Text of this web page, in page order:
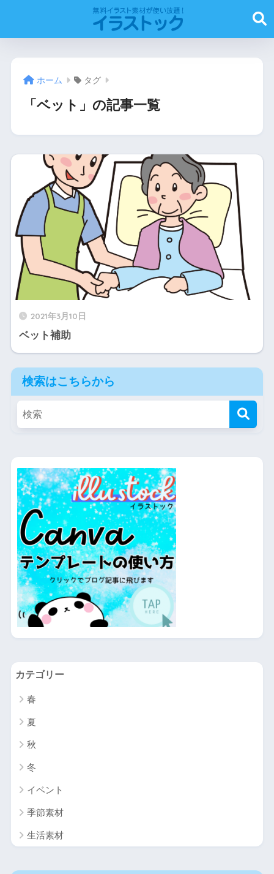
ホーム タグ
「ベット」の記事一覧
2021年3月10日
ベット補助
検索はこちらから
カテゴリー
春
夏
秋
冬
イベント
季節素材
生活素材